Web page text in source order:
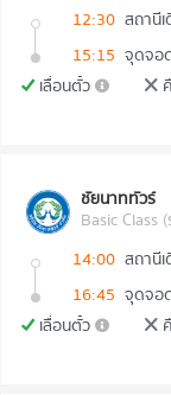
12:30
15:15 จุดจอ
เลื่อนตั๋ว
ชัยนาททัวร์
Basic Class
14:00
16:45 จุดจอ
เลื่อนตั๋ว